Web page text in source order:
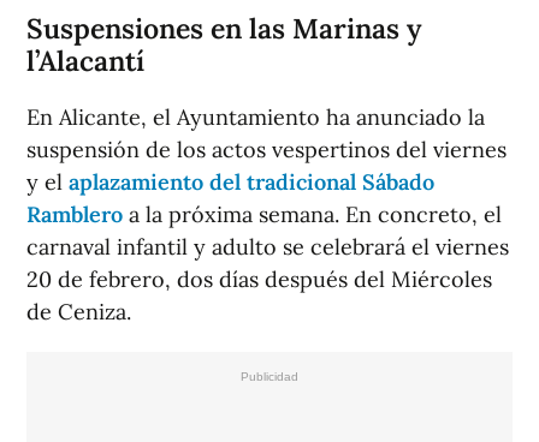
Suspensiones en las Marinas y
l’Alacantí
En Alicante, el Ayuntamiento ha anunciado la
suspensión de los actos vespertinos del viernes
y el aplazamiento del tradicional Sábado
Ramblero a la próxima semana. En concreto, el
carnaval infantil y adulto se celebrará el viernes
20 de febrero, dos días después del Miércoles
de Ceniza.